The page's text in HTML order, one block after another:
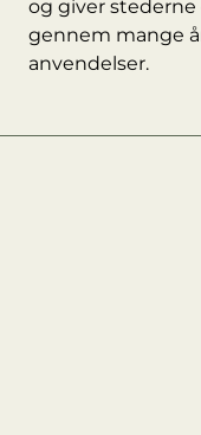
og giver
gennem mange
anvendelser.